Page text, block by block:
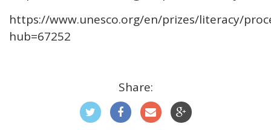
https://www.unesco.org/en/prizes/literacy/
hub=67252
Share: